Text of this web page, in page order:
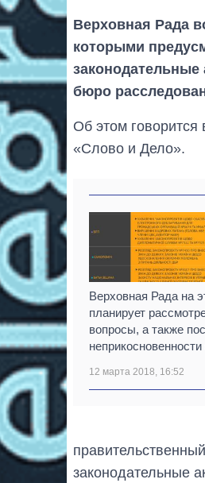
Верховная Рада
которыми
законодательные
бюро
Об этом
«Слово и Дело».
Верховная Рада на
планирует
вопросы, а также
12 марта 2018, 16:52
законодательные